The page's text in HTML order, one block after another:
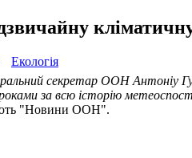
Екологія
секретар ООН Антоніу
за всю історію
"Новини ООН".